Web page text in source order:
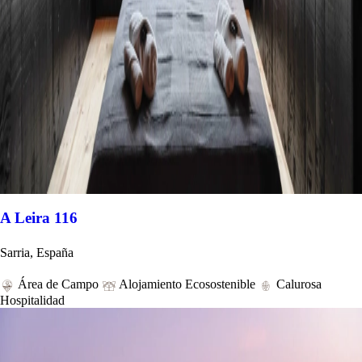
A Leira 116
Sarria, España
Área de Campo Alojamiento Ecosostenible
Calurosa
Hospitalidad